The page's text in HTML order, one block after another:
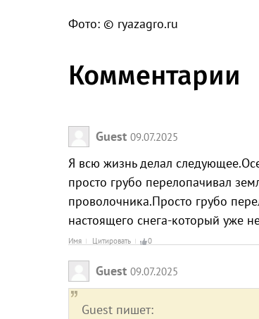
Фото: © ryazagro.ru
Комментарии
Guest 09.07.2025
Я всю жизнь делал
просто грубо перелопачивал
проволочника.Просто грубо
настоящего снега-который уже
Имя Цитировать 0
Guest 09.07.2025
Guest пишет: